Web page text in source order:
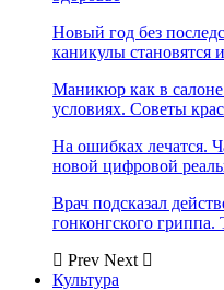
Новый год без
каникулы
Маникюр как в
условиях. Советы
На ошибках лечатся.
новой цифровой
Врач подсказал
гонконгского
Prev Next
Культура